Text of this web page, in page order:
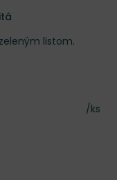
listom.
Cena
/ks